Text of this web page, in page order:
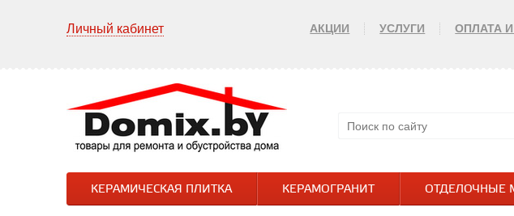
Личный кабинет АКЦИИ УСЛУГИ ОПЛАТА
КЕРАМИЧЕСКАЯ ПЛИТКА КЕРАМОГРАНИТ ОТДЕЛОЧНЫЕ